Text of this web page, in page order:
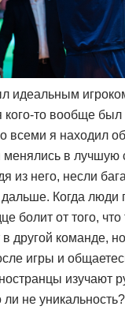
идеальным
кого-то вообще был
всеми я находил
менялись в лучшую
из него, несли
Когда люди
болит от того,
в другой команде,
игры и
изучают
ли не уникальность?